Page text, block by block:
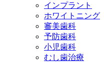
インプラント
ホワイトニング
審美歯科
予防歯科
小児歯科
むし歯治療